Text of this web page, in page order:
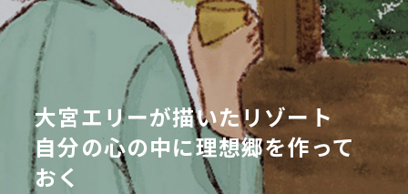
大宮エリーが描いたリゾート
自分の心の中に理想郷を作って
おく